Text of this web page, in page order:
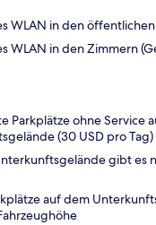
WLAN in den
WLAN in den Zimmern
Parkplätze ohne Service
(30 USD pro Tag)
gibt es
auf dem